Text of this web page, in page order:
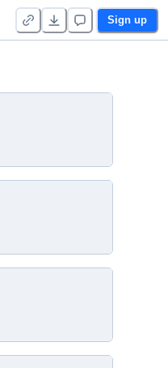
Sign up